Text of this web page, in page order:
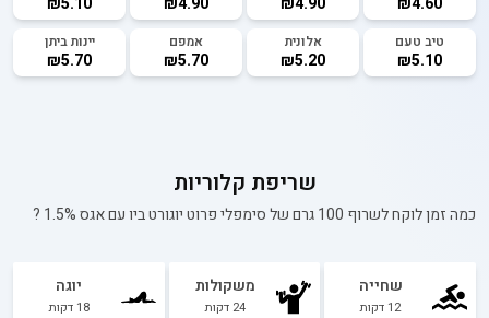
טיב טעם
₪5.10
אלונית
₪5.20
אמפם
₪5.70
יינות ביתן
₪5.70
שריפת קלוריות
כמה זמן לוקח לשרוף 100 גרם של סימפלי פרוט יוגורט ביו עם אגס 1.5% ?
שחייה
12 דקות
משקולות
24 דקות
יוגה
18 דקות